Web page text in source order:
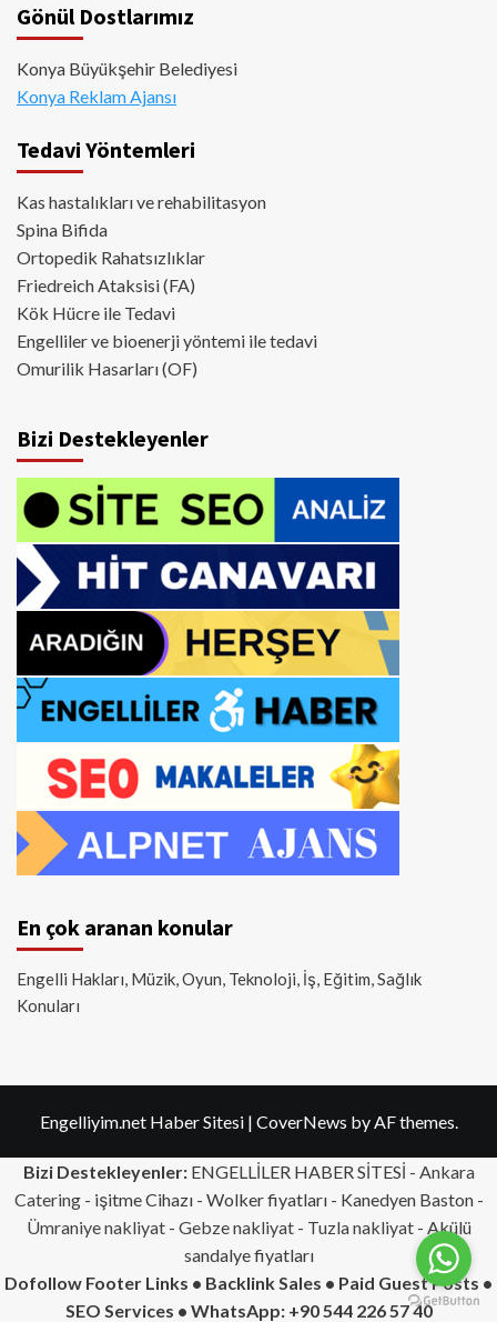
Gönül Dostlarımız
Konya Büyükşehir Belediyesi
Konya Reklam Ajansı
Tedavi Yöntemleri
Kas hastalıkları ve rehabilitasyon
Spina Bifida
Ortopedik Rahatsızlıklar
Friedreich Ataksisi (FA)
Kök Hücre ile Tedavi
Engelliler ve bioenerji yöntemi ile tedavi
Omurilik Hasarları (OF)
Bizi Destekleyenler
En çok aranan konular
Engelli Hakları, Müzik, Oyun, Teknoloji, İş, Eğitim, Sağlık
Konuları
Engelliyim.net Haber Sitesi | CoverNews by AF themes.
Bizi Destekleyenler:ENGELLİLER HABER SİTESİ - Ankara
Catering- işitme Cihazı - Wolker fiyatları - Kanedyen Baston -
Ümraniye nakliyat- Gebze nakliyat- Tuzla nakliyat- Akülü
sandalye fiyatları
Dofollow Footer Links • Backlink Sales • Paid Guest Posts •
SEO Services • WhatsApp: +90 544 226 57 40